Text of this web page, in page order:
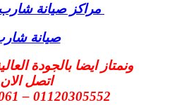
مراكز صيانة
صيانة
ونمتاز ايضا بالجودة
اتصل الان
01120305552 – 01224005061